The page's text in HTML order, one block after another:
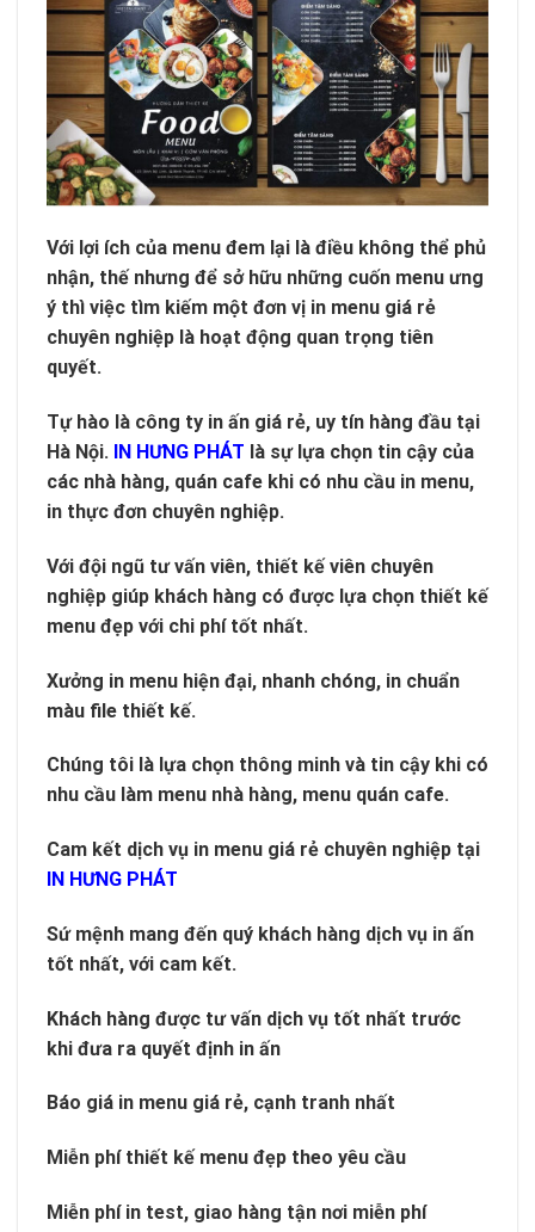
Với lợi ích của menu đem lại là điều không thể phủ
nhận, thế nhưng để sở hữu những cuốn menu ưng
ý thì việc tìm kiếm một đơn vị in menu giá rẻ
chuyên nghiệp là hoạt động quan trọng tiên
quyết.
Tự hào là công ty in ấn giá rẻ, uy tín hàng đầu tại
Hà Nội. IN HƯNG PHÁT là sự lựa chọn tin cậy của
các nhà hàng, quán cafe khi có nhu cầu in menu,
in thực đơn chuyên nghiệp.
Với đội ngũ tư vấn viên, thiết kế viên chuyên
nghiệp giúp khách hàng có được lựa chọn thiết kế
menu đẹp với chi phí tốt nhất.
Xưởng in menu hiện đại, nhanh chóng, in chuẩn
màu file thiết kế.
Chúng tôi là lựa chọn thông minh và tin cậy khi có
nhu cầu làm menu nhà hàng, menu quán cafe.
Cam kết dịch vụ in menu giá rẻ chuyên nghiệp tại
IN HƯNG PHÁT
Sứ mệnh mang đến quý khách hàng dịch vụ in ấn
tốt nhất, với cam kết.
Khách hàng được tư vấn dịch vụ tốt nhất trước
khi đưa ra quyết định in ấn
Báo giá in menu giá rẻ, cạnh tranh nhất
Miễn phí thiết kế menu đẹp theo yêu cầu
Miễn phí in test, giao hàng tận nơi miễn phí